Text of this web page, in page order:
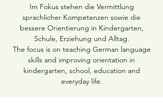
Im Fokus stehen die Vermittlung
sprachlicher Kompetenzen sowie die
bessere Orientierung in Kindergarten,
Schule, Erziehung und Alltag.
The focus is on teaching German language
skills and improving orientation in
kindergarten, school, education and